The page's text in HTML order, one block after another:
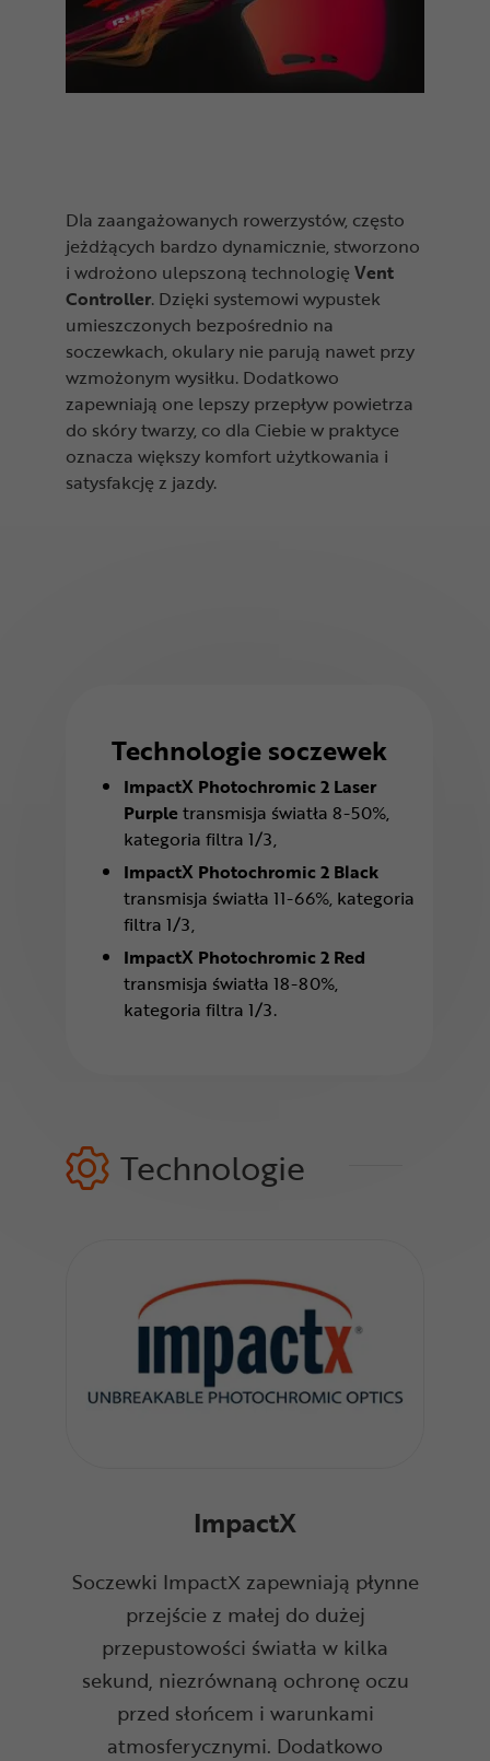
Dla zaangażowanych rowerzystów, często
jeżdżących bardzo dynamicznie, stworzono
i wdrożono ulepszoną technologię Vent
Controller. Dzięki systemowi wypustek
umieszczonych bezpośrednio na
soczewkach, okulary nie parują nawet przy
wzmożonym wysiłku. Dodatkowo
zapewniają one lepszy przepływ powietrza
do skóry twarzy, co dla Ciebie w praktyce
oznacza większy komfort użytkowania i
satysfakcję z jazdy.
Technologie soczewek
ImpactX Photochromic 2 Laser
Purpletransmisja światła 8-50%,
kategoria filtra 1/3,
ImpactX Photochromic 2 Black
transmisja światła 11-66%, kategoria
filtra 1/3,
ImpactX Photochromic 2 Red
transmisja światła 18-80%,
kategoria filtra 1/3.
Technologie
ImpactX
Soczewki ImpactX zapewniają płynne
przejście z małej do dużej
przepustowości światła w kilka
sekund, niezrównaną ochronę oczu
przed słońcem i warunkami
atmosferycznymi. Dodatkowo